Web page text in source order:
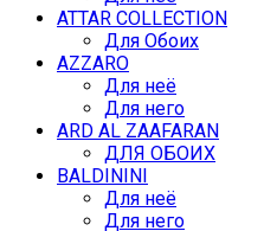
ATTAR COLLECTION
Для Обоих
AZZARO
Для неё
Для него
ARD AL ZAAFARAN
ДЛЯ ОБОИХ
BALDININI
Для неё
Для него